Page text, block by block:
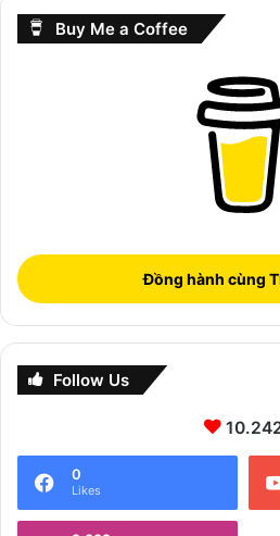
Buy Me a Coffee
Đồng hành cùng
Follow Us
0
Likes